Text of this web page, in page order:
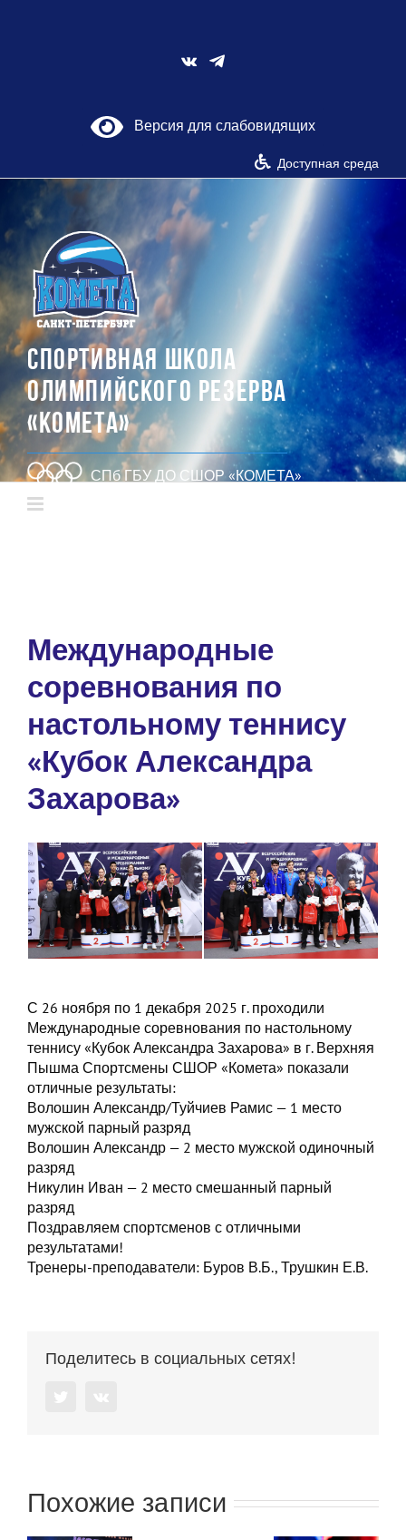
Vk
Версия для слабовидящих
Доступная среда
СПОРТИВНАЯ ШКОЛА
ОЛИМПИЙСКОГО РЕЗЕРВА
«КОМЕТА»
СПб ГБУ ДО СШОР «КОМЕТА»
Международные
соревнования по
настольному теннису
«Кубок Александра
Захарова»
С 26 ноября по 1 декабря 2025 г. проходили
Международные соревнования по настольному
теннису «Кубок Александра Захарова» в г. Верхняя
Пышма Спортсмены СШОР «Комета» показали
отличные результаты:
Волошин Александр/Туйчиев Рамис — 1 место
мужской парный разряд
Волошин Александр — 2 место мужской одиночный
разряд
Никулин Иван — 2 место смешанный парный
разряд
Поздравляем спортсменов с отличными
результатами!
Тренеры-преподаватели: Буров В.Б., Трушкин Е.В.
Поделитесь в социальных сетях!
Похожие записи